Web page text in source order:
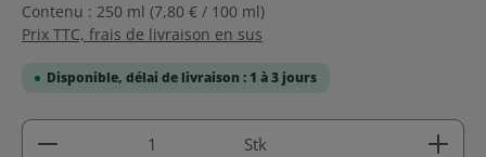
Contenu : 250 ml (7,80 € / 100 ml)
Prix TTC, frais de livraison en sus
Disponible, délai de livraison : 1 à 3 jours
Quantité de produit : Entrez la quantité
Stk